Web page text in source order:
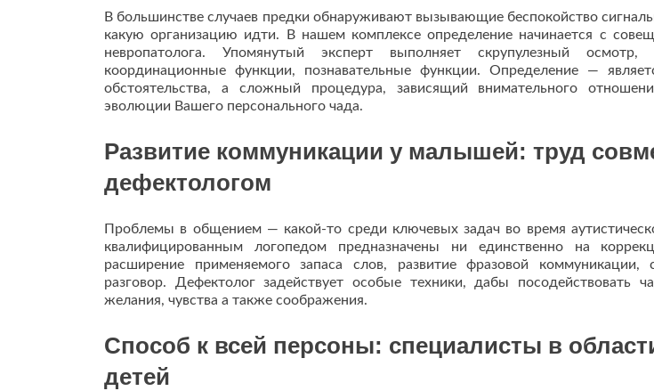
В большинстве случаев предки обнаруживают вызывающие беспокойство
какую организацию идти. В нашем комплексе определение начинается с
невропатолога. Упомянутый эксперт выполняет скрупулезный осмотр,
координационные функции, познавательные функции. Определение —
обстоятельства, а сложный процедура, зависящий внимательного
эволюции Вашего персонального чада.
Развитие коммуникации у малышей: труд
дефектологом
Проблемы в общением — какой-то среди ключевых задач во время
квалифицированным логопедом предназначены ни единственно на
расширение применяемого запаса слов, развитие фразовой коммуникации,
разговор. Дефектолог задействует особые техники, дабы посодействовать
желания, чувства а также соображения.
Способ к всей персоны: специалисты в
детей